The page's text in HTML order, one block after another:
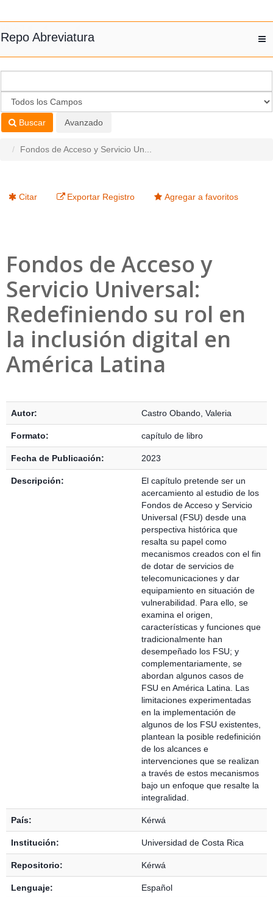
Repo Abreviatura
Buscar Avanzado
Fondos de Acceso y Servicio Un...
Citar Exportar Registro Agregar a favoritos
Fondos de Acceso y
Servicio Universal:
Redefiniendo su rol en
la inclusión digital en
América Latina
Autor: Castro Obando, Valeria
Formato: capítulo de libro
Fecha de Publicación: 2023
Descripción:
El capítulo pretende ser un
acercamiento al estudio de los
Fondos de Acceso y Servicio
Universal (FSU) desde una
perspectiva histórica que
resalta su papel como
mecanismos creados con el fin
de dotar de servicios de
telecomunicaciones y dar
equipamiento en situación de
vulnerabilidad. Para ello, se
examina el origen,
características y funciones que
tradicionalmente han
desempeñado los FSU; y
complementariamente, se
abordan algunos casos de
FSU en América Latina. Las
limitaciones experimentadas
en la implementación de
algunos de los FSU existentes,
plantean la posible redefinición
de los alcances e
intervenciones que se realizan
a través de estos mecanismos
bajo un enfoque que resalte la
integralidad.
País: Kérwá
Institución: Universidad de Costa Rica
Repositorio: Kérwá
Lenguaje: Español